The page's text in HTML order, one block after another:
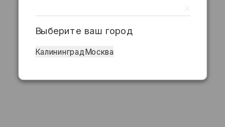
Выберите ваш город
КалининградМосква